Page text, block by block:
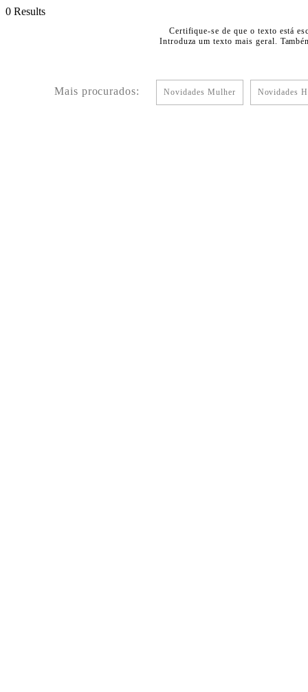
0 Results
Certifique-se de que o texto está
Introduza um texto mais geral.
Mais procurados: Novidades Mulher Novidades